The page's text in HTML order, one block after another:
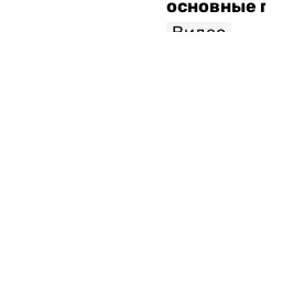
основные
Видео